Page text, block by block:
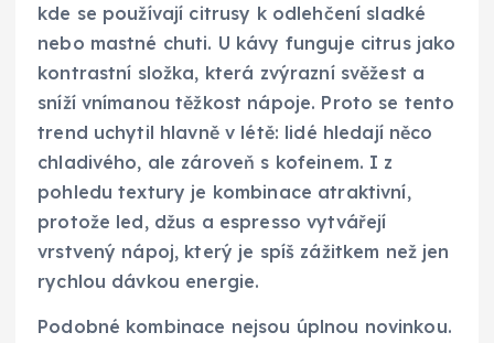
kde se používají citrusy k odlehčení sladké
nebo mastné chuti. U kávy funguje citrus jako
kontrastní složka, která zvýrazní svěžest a
sníží vnímanou těžkost nápoje. Proto se tento
trend uchytil hlavně v létě: lidé hledají něco
chladivého, ale zároveň s kofeinem. I z
pohledu textury je kombinace atraktivní,
protože led, džus a espresso vytvářejí
vrstvený nápoj, který je spíš zážitkem než jen
rychlou dávkou energie.
Podobné kombinace nejsou úplnou novinkou.